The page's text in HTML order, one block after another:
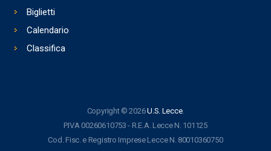
Biglietti
Calendario
Classifica
Copyright © 2026U.S. Lecce.
P.IVA 00260610753 - R.E.A. Lecce N. 101125
Cod. Fisc. e Registro Imprese Lecce N. 80010360750